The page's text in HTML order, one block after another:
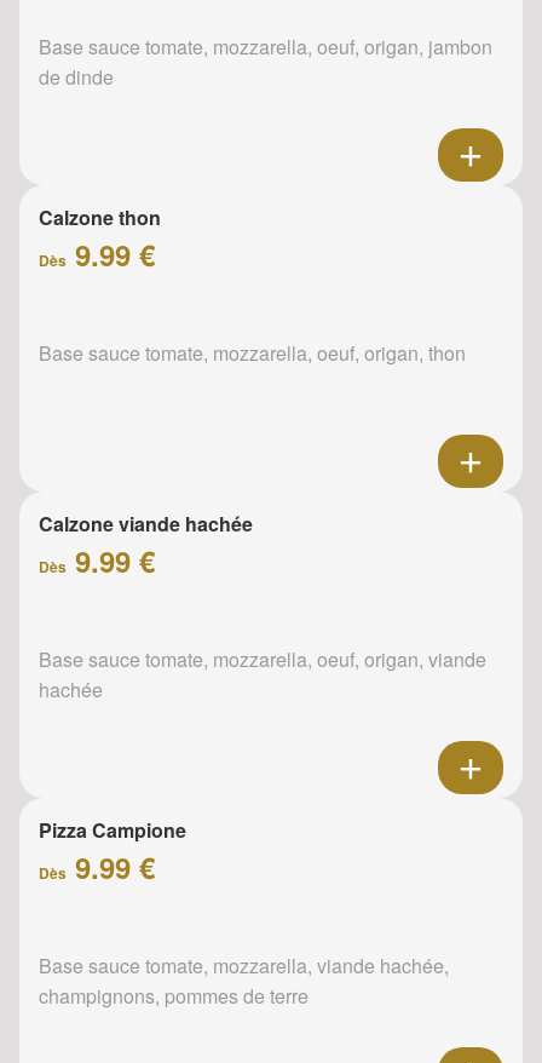
Base sauce tomate, mozzarella, oeuf, origan, jambon
de dinde
Calzone thon
Dès 9.99 €
Base sauce tomate, mozzarella, oeuf, origan, thon
Calzone viande hachée
Dès 9.99 €
Base sauce tomate, mozzarella, oeuf, origan, viande
hachée
Pizza Campione
Dès 9.99 €
Base sauce tomate, mozzarella, viande hachée,
champignons, pommes de terre